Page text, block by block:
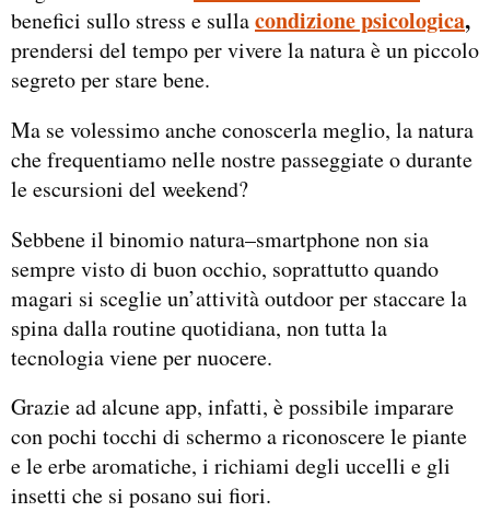
benefici sullo stress e sullacondizione psicologica,
prendersi del tempo per vivere la natura è un piccolo
segreto per stare bene.
Ma se volessimo anche conoscerla meglio, la natura
che frequentiamo nelle nostre passeggiate o durante
le escursioni del weekend?
Sebbene il binomio natura–smartphone non sia
sempre visto di buon occhio, soprattutto quando
magari si sceglie un’attività outdoor per staccare la
spina dalla routine quotidiana, non tutta la
tecnologia viene per nuocere.
Grazie ad alcune app, infatti, è possibile imparare
con pochi tocchi di schermo a riconoscere le piante
e le erbe aromatiche, i richiami degli uccelli e gli
insetti che si posano sui fiori.